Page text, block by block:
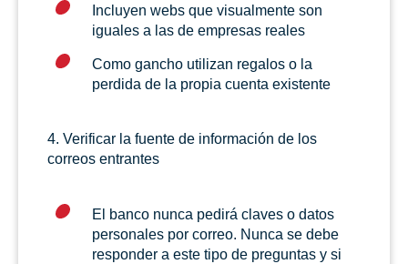
Incluyen webs que visualmente son
iguales a las de empresas reales
Como gancho utilizan regalos o la
perdida de la propia cuenta existente
4. Verificar la fuente de información de los
correos entrantes
El banco nunca pedirá claves o datos
personales por correo. Nunca se debe
responder a este tipo de preguntas y si